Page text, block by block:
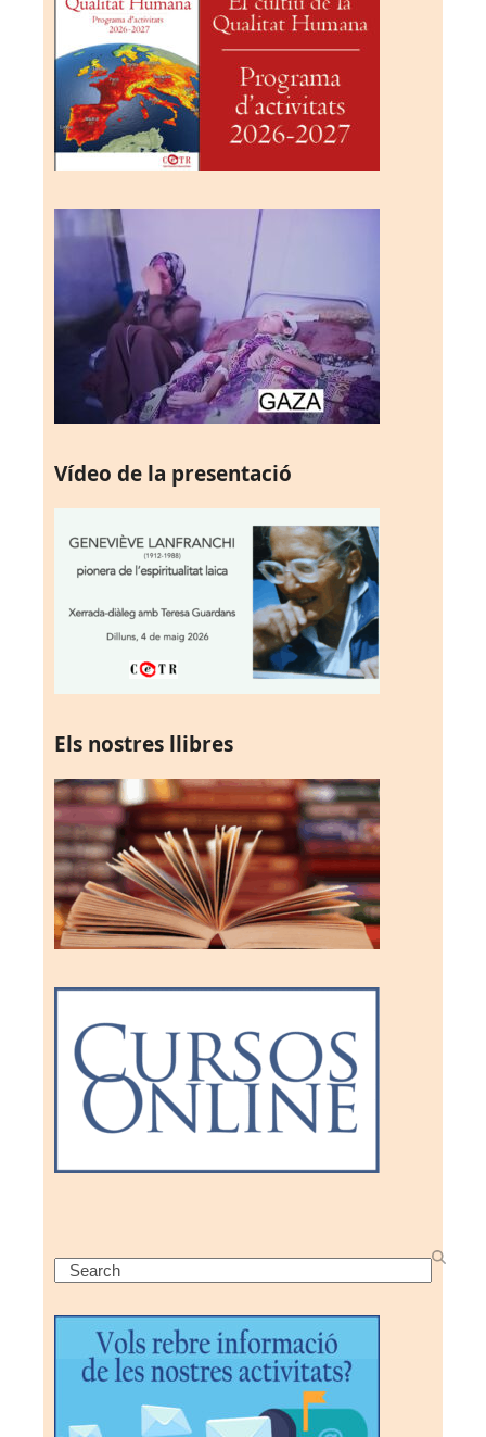
Vídeo de la presentació
Els nostres llibres
Search